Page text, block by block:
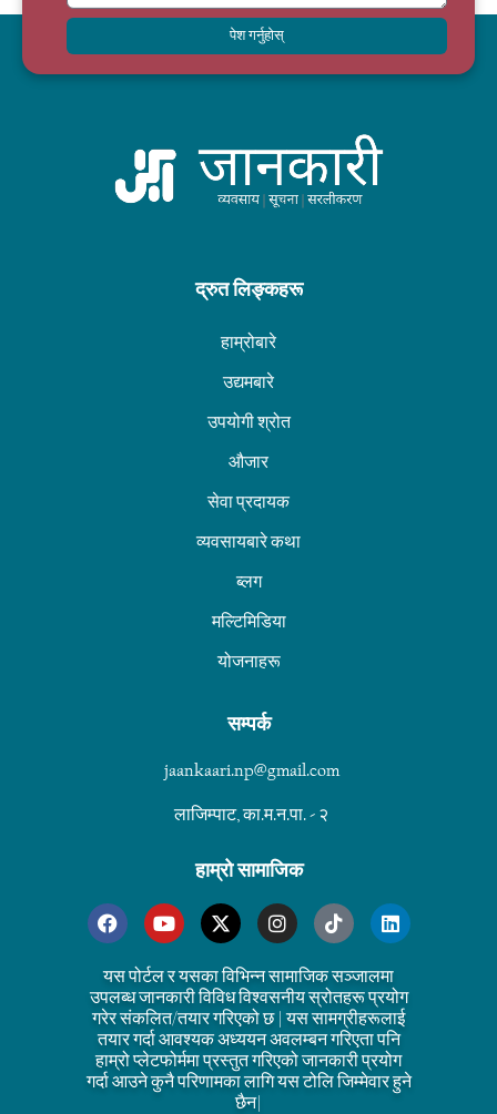
पेश गर्नुहोस्
द्रुत लिङ्कहरू
हाम्रोबारे
उद्यमबारे
उपयोगी श्रोत
औजार
सेवा प्रदायक
व्यवसायबारे कथा
ब्लग
मल्टिमिडिया
योजनाहरू
सम्पर्क
jaankaari.np@gmail.com
लाजिम्पाट, का.म.न.पा. - २
हाम्रो सामाजिक
यस पोर्टल र यसका विभिन्न सामाजिक सञ्जालमा
उपलब्ध जानकारी विविध विश्वसनीय स्रोतहरू प्रयोग
गरेर संकलित/तयार गरिएको छ | यस सामग्रीहरूलाई
तयार गर्दा आवश्यक अध्ययन अवलम्बन गरिएता पनि
हाम्रो प्लेटफोर्ममा प्रस्तुत गरिएको जानकारी प्रयोग
गर्दा आउने कुनै परिणामका लागि यस टोलि जिम्मेवार हुने
छैन|